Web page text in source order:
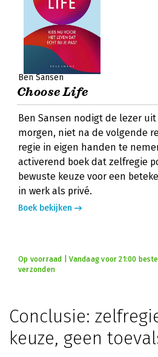
Ben Sansen
Choose Life
Ben Sansen nodigt de lezer
morgen, niet na de volgende
regie in eigen handen te
activerend boek dat zelfregie
bewuste keuze voor een
in werk als privé.
Boek bekijken
Op voorraad | Vandaag voor 21:00
verzonden
Conclusie:
keuze, geen